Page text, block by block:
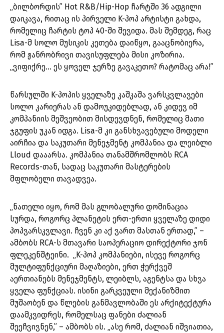
„ბილბორდის” Hot R&B/Hip-Hop ჩარტში 36 ადგილი
დაიკავა, რითაც ის პირველი K-პოპ არტისტი გახდა,
რომელიც ჩარტის ტოპ 40-ში შევიდა. მას შემდეგ, რაც
Lisa-მ სოლო მუსიკის კეთება დაიწყო, გააცნობიერა,
რომ ჟანრობრივი თავისუფლება მისი კოზირია.
„ვიფიქრე… ეს ყოველ ჯერზე გავაკეთო? რატომაც არა!”
წარსულში K-პოპის ყველაზე კაშკაშა ვარსკვლავები
სოლო კარიერას ან დამოუკიდებლად, ან კიდევ იმ
კომპანიის მეშვეობით მისდევდნენ, რომელიც მათი
ჯგუფის უკან იდგა. Lisa-მ კი განსხვავებული მოდელი
აირჩია და საკუთარი მენეჯმენტ კომპანია და ლეიბლი
Lloud დააარსა. კომპანია თანამშრომლობს RCA
Records-თან, სადაც საკუთარი მასტერების
მფლობელი თავადვეა.
„ნათელი იყო, რომ მას გლობალური დომინაცია
სურდა, როგორც პლანეტის ერთ-ერთი ყველაზე დიდი
პოპვარსკვლავი. ჩვენ კი აქ ვართ მასთან ერთად,” –
ამბობს RCA-ს მთავარი საოპერაციო დირექტორი ჯონ
ფლეკენშტეინი. „K-პოპ კომპანიები, ისევე როგორც
მულტიფუნქციური მაღაზიები, ერთ ჭერქვეშ
აერთიანებს მენეჯმენტს, ლეიბლს, აგენტსა და სხვა
ყველა ფუნქციას. ისინი გარკვეული მექანიზმით
მუშაობენ და წლების განმავლობაში ეს არქიტექტურა
დაამკვიდრეს, რომელსაც ფანები ძალიან
შეეჩვივნენ,” – ამბობს ის. „ასე რომ, ძალიან იშვიათია,